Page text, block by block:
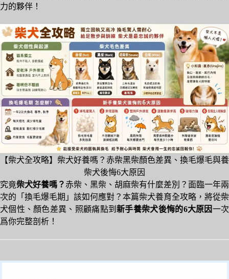
力的夥伴！
【柴犬全攻略】柴犬好養嗎？赤柴黑柴顏色差異、換毛爆毛與養
柴犬後悔6大原因
究竟柴犬好養嗎？赤柴、黑柴、胡麻柴有什麼差別？面臨一年兩
次的「換毛爆毛期」該如何應對？本篇柴犬養育全攻略，將從柴
犬個性、顏色差異、照顧痛點到新手養柴犬後悔的6大原因一次
爲你完整剖析！